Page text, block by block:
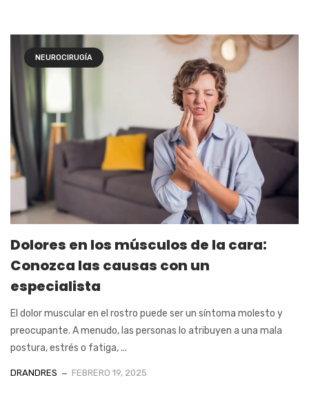
NEUROCIRUGÍA
Dolores en los músculos de la cara:
Conozca las causas con un
especialista
El dolor muscular en el rostro puede ser un síntoma molesto y
preocupante. A menudo, las personas lo atribuyen a una mala
postura, estrés o fatiga, ...
DRANDRES FEBRERO 19, 2025